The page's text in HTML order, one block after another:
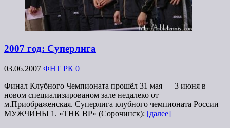
2007 год: Суперлига
03.06.2007 ФНТ РК 0
Финал Клубного Чемпионата прошёл 31 мая — 3 июня в
новом специализированом зале недалеко от
м.Приображенская. Суперлига клубного чемпионата России
МУЖЧИНЫ 1. «ТНК ВР» (Сорочинск): [далее]